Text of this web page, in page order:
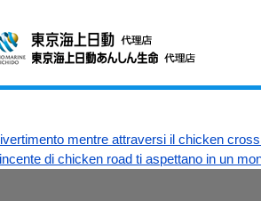
mentre attraversi il chicken
di chicken road ti aspettano in un